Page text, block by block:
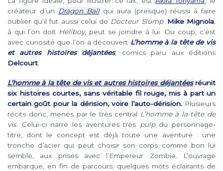
créateur d’un
Dragon Ballqui aura (presque) réussi à faire
oublier qu’il fut aussi celui de Docteur Slump. Mike Mignola
à qui l’on doit Hellboy, peut se joindre à lui. Du coup, c’est
avec curiosité que l’on a découvert L’homme à la tête de vis
et autres histoires déjantées, comics paru aux éditions
Delcourt
L’homme à la tête de vis et autres histoires déjantéesréunit
six histoires courtes, sans véritable fil rouge, mis à part un
certain goût pour la dérision, voire l’auto-dérision.Plusieurs
récits donc, menés par le très central L’homme à la tête de
vis. Celui-ci narre les aventures très pulpdu personnage-
titre, dont le concept est déjà toute une aventure : une
tronche d’acier qui peut choisir son corps comme bon lui
semble, aux prises avec l’Empereur Zombie. L’ouvrage
embarque, en fin de parcours, quelques mots éclairants de